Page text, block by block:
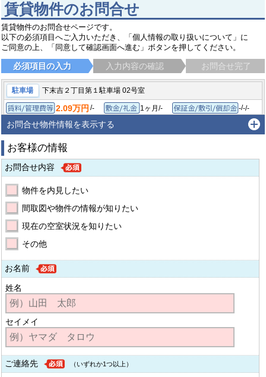
賃貸物件のお問合せ
賃貸物件のお問合せページです。
以下の必須項目へご入力いただき、「個人情報の取り扱いについて」に
ご同意の上、「同意して確認画面へ進む」ボタンを押してください。
必須項目の入力 入力内容の確認 お問合せ完了
駐車場 下末吉２丁目第１駐車場 02号室
賃料/管理費等
2.09万円 /- 敷金/礼金
1ヶ月/- -/-/-
間取り/専有面積
-/- 築年月
-
横浜市鶴見区下末吉京浜東北線 鶴見駅 徒歩22分
お問合せ物件情報を表示する
お客様の情報
お問合せ内容
物件を内見したい
間取図や物件の情報が知りたい
現在の空室状況を知りたい
その他
お名前
姓名
セイメイ
ご連絡先 （いずれか1つ以上）